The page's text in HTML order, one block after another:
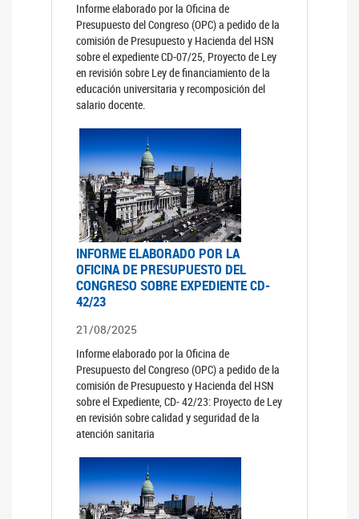
Informe elaborado por la Oficina de
Presupuesto del Congreso (OPC) a pedido de la
comisión de Presupuesto y Hacienda del HSN
sobre el expediente CD-07/25, Proyecto de Ley
en revisión sobre Ley de financiamiento de la
educación universitaria y recomposición del
salario docente.
INFORME ELABORADO POR LA
OFICINA DE PRESUPUESTO DEL
CONGRESO SOBRE EXPEDIENTE CD-
42/23
21/08/2025
Informe elaborado por la Oficina de
Presupuesto del Congreso (OPC) a pedido de la
comisión de Presupuesto y Hacienda del HSN
sobre el Expediente, CD- 42/23: Proyecto de Ley
en revisión sobre calidad y seguridad de la
atención sanitaria